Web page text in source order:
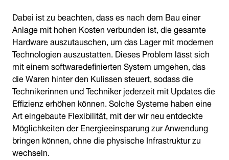
Dabei ist zu beachten, dass es nach dem Bau einer
Anlage mit hohen Kosten verbunden ist, die gesamte
Hardware auszutauschen, um das Lager mit modernen
Technologien auszustatten. Dieses Problem lässt sich
mit einem softwaredefinierten System umgehen, das
die Waren hinter den Kulissen steuert, sodass die
Technikerinnen und Techniker jederzeit mit Updates die
Effizienz erhöhen können. Solche Systeme haben eine
Art eingebaute Flexibilität, mit der wir neu entdeckte
Möglichkeiten der Energieeinsparung zur Anwendung
bringen können, ohne die physische Infrastruktur zu
wechseln.